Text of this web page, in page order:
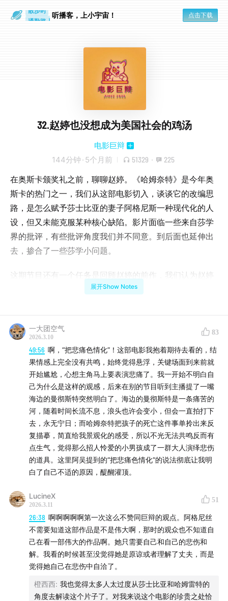
通勤路上 听播客，上小宇宙！ 点击下载
32.赵婷也没想成为美国社会的鸡汤
电影巨辩
144分钟 · 5个月前 51329 · 225
在奥斯卡颁奖礼之前，聊聊赵婷。《哈姆奈特》是今年奥
斯卡的热门之一，我们从这部电影切入，谈谈它的改编思
路，是怎么赋予莎士比亚的妻子阿格尼斯一种现代化的人
设，但又未能克服某种核心缺陷。影片面临一些来自莎学
界的批评，有些批评角度我们并不同意。到后面也延伸出
去，掺合了一些莎学小问题。
这期节目还有一个任务是回顾赵婷的前作，我们认为赵婷
所有电影都是创伤电影，于是从这个角度，盘点了《哥哥
创伤的态度。
一个结论是，赵婷给美国的社会病，开了一味回归自然的
药方。
她主观上或许不想，但客观上成了美国人的一碗鸡汤，这
可能是她在美国迅速走红的原因。
最后稍微也谈了几句赵婷的偶像泰伦斯·马利克。
主播：
影，了解的东西还不算少。
阿吴：也是一个中年影评人，也要在播客领域重新出发，
有很多观点挑战多数人的常识。
详细时间轴：
00:02:18《哈姆奈特》的改编
展开Show Notes
一大团空气
2026.3.10
83
49:56 啊，“把悲痛色情化”！这部电影我抱着期待去看的，结
果情感上完全没有共鸣，始终觉得悬浮，关键场面到来前就
开始尴尬，心想主角马上要表演悲痛了。我一开始不明白自
己为什么是这样的观感，后来在别的节目听到主播提了一嘴
海边的曼彻斯特突然明白了。海边的曼彻斯特是一条痛苦的
河，随着时间长流不息，浪头也许会变小，但会一直拍打下
去，永无宁日；而哈姆奈特把孩子的死亡这件事单拎出来反
复描摹，简直给我景观化的感受，所以不光无法共鸣反而有
点生气，觉得那么招人怜爱的小男孩成了一群大人演绎悲伤
的道具。这里阿吴提到的“把悲痛色情化”的说法彻底让我明
白了自己不适的原因，醍醐灌顶。
LucineX
2026.3.11
51
26:38 啊啊啊啊啊第一次这么不赞同巨辩的观点。阿格尼丝
不需要知道这部作品是不是伟大啊，那时的观众也不知道自
己在看一部伟大的作品啊。她只需要自己和自己的悲伤和
解。我看的时候甚至没觉得她是原谅或者理解了丈夫，而是
觉得她自己在悲伤中自洽了。
橙西西: 我也觉得太多人太过度从莎士比亚和哈姆雷特的
角度去解读这个片子了。对我来说这个电影的珍贵之处恰